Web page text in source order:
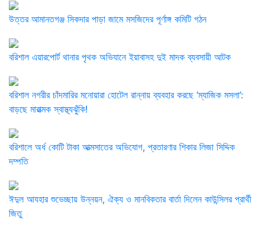
উত্তর আমানতগঞ্জ সিকদার পাড়া জামে মসজিদের পূর্ণাঙ্গ কমিটি গঠন
বরিশাল এয়ারপোর্ট থানার পৃথক অভিযানে ইয়াবাসহ দুই মাদক ব্যবসায়ী আটক ​
বরিশাল নগরীর চাঁদমারির মনোয়ারা হোটেল রান্নায় ব্যবহার করছে ‘ম্যাজিক মসলা’:
বাড়ছে মারাত্মক স্বাস্থ্যঝুঁকি!
বরিশালে অর্ধ কোটি টাকা আত্মসাতের অভিযোগ, প্রতারণার শিকার লিজা সিদ্দিক
দম্পতি
ঈদুল আযহার শুভেচ্ছায় উন্নয়ন, ঐক্য ও মানবিকতার বার্তা দিলেন কাউন্সিলর প্রার্থী
জিতু